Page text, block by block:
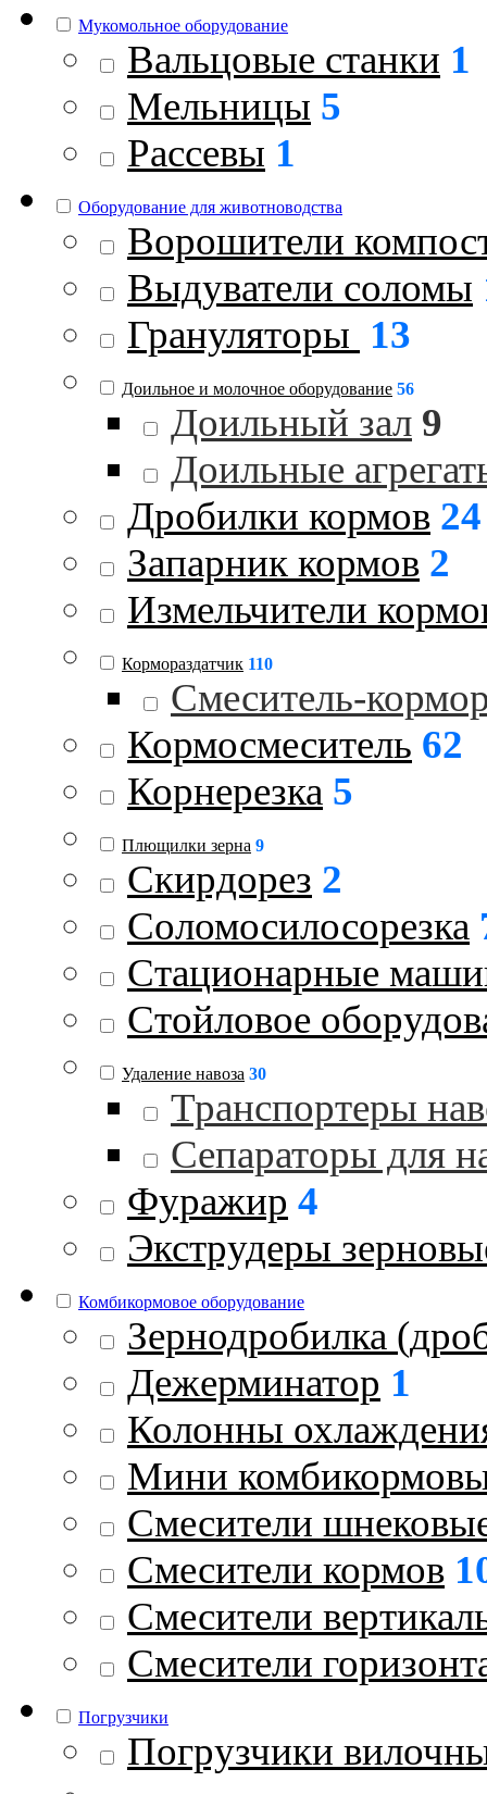
Мукомольное оборудование
Вальцовые станки 1
Мельницы 5
Рассевы 1
Оборудование для животноводства
Ворошители
Выдуватели соломы
Грануляторы 13
Доильное и молочное оборудование 56
Доильный зал 9
Доильные
Дробилки кормов 24
Запарник кормов 2
Измельчители
Кормораздатчик 110
Смеситель-
Кормосмеситель 62
Корнерезка 5
Плющилки зерна 9
Скирдорез 2
Соломосилосорезка
Стационарные
Стойловое
Удаление навоза 30
Транспортеры
Сепараторы для
Фуражир 4
Экструдеры
Комбикормовое оборудование
Зернодробилка
Дежерминатор 1
Колонны
Мини
Смесители
Смесители кормов
Смесители
Смесители
Погрузчики
Погрузчики